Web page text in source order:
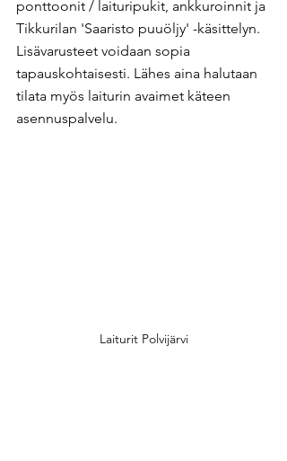
ponttoonit / laituripukit, ankkuroinnit ja
Tikkurilan 'Saaristo puuöljy' -käsittelyn.
Lisävarusteet voidaan sopia
tapauskohtaisesti. Lähes aina halutaan
tilata myös laiturin avaimet käteen
asennuspalvelu. ​
Laiturit Polvijärvi